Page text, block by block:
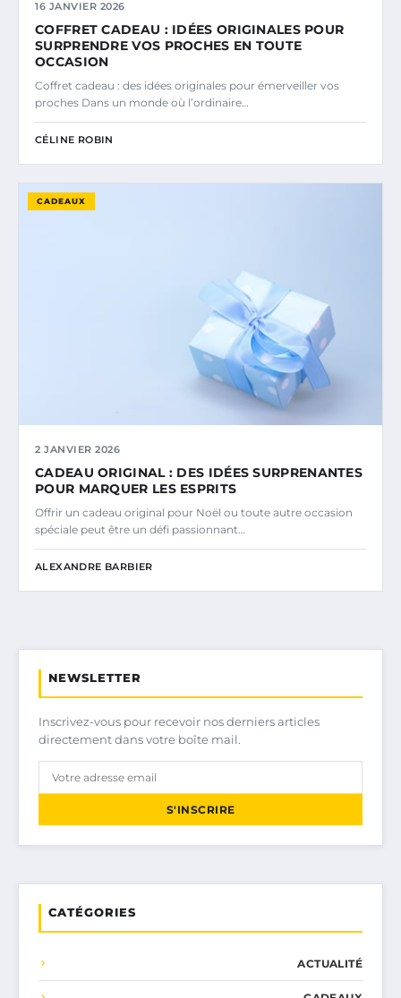
16 JANVIER 2026
COFFRET CADEAU : IDÉES ORIGINALES POUR
SURPRENDRE VOS PROCHES EN TOUTE
OCCASION
Coffret cadeau : des idées originales pour émerveiller vos
proches Dans un monde où l’ordinaire…
CÉLINE ROBIN
CADEAUX
2 JANVIER 2026
CADEAU ORIGINAL : DES IDÉES SURPRENANTES
POUR MARQUER LES ESPRITS
Offrir un cadeau original pour Noël ou toute autre occasion
spéciale peut être un défi passionnant…
ALEXANDRE BARBIER
NEWSLETTER
Inscrivez-vous pour recevoir nos derniers articles
directement dans votre boîte mail.
S'INSCRIRE
CATÉGORIES
ACTUALITÉ